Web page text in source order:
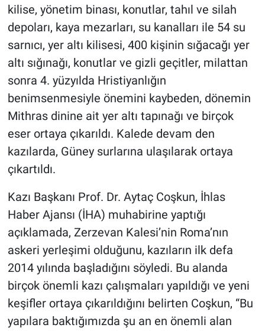
kilise, yönetim binası, konutlar, tahıl ve silah
depoları, kaya mezarları, su kanalları ile 54 su
sarnıcı, yer altı kilisesi, 400 kişinin sığacağı yer
altı sığınağı, konutlar ve gizli geçitler, milattan
sonra 4. yüzyılda Hristiyanlığın
benimsenmesiyle önemini kaybeden, dönemin
Mithras dinine ait yer altı tapınağı ve birçok
eser ortaya çıkarıldı. Kalede devam den
kazılarda, Güney surlarına ulaşılarak ortaya
çıkartıldı.
Kazı Başkanı Prof. Dr. Aytaç Coşkun, İhlas
Haber Ajansı (İHA) muhabirine yaptığı
açıklamada, Zerzevan Kalesi’nin Roma’nın
askeri yerleşimi olduğunu, kazıların ilk defa
2014 yılında başladığını söyledi. Bu alanda
birçok önemli kazı çalışmaları yapıldığı ve yeni
keşifler ortaya çıkarıldığını belirten Coşkun, “Bu
yapılara baktığımızda şu an en önemli alan